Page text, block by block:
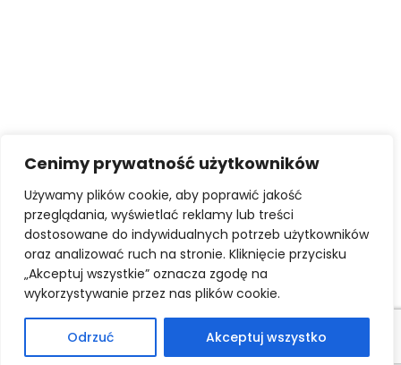
Cenimy prywatność użytkowników
Używamy plików cookie, aby poprawić jakość
przeglądania, wyświetlać reklamy lub treści
dostosowane do indywidualnych potrzeb użytkowników
oraz analizować ruch na stronie. Kliknięcie przycisku
„Akceptuj wszystkie” oznacza zgodę na
wykorzystywanie przez nas plików cookie.
Odrzuć Akceptuj wszystko
STATUT
KODEKS ETYKI ZAWODOWEJ
UBEZPIECZNIE OC POSREDNIKÓW I ZARZADCÓW
POLITYKA PRYWATNOŚCI
© 2026 ZSPON. Wszelkie prawa zastrzeżone.
Projekt i wykonanie:Virtual People